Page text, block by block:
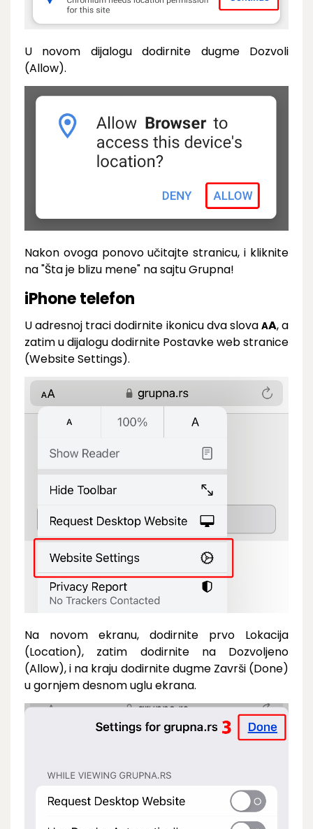
U novom dijalogu dodirnite dugme Dozvoli
(Allow).
Nakon ovoga ponovo učitajte stranicu, i kliknite
na "Šta je blizu mene" na sajtu Grupna!
iPhone telefon
U adresnoj traci dodirnite ikonicu dva slova AA, a
zatim u dijalogu dodirnite Postavke web stranice
(Website Settings).
Na novom ekranu, dodirnite prvo Lokacija
(Location), zatim dodirnite na Dozvoljeno
(Allow), i na kraju dodirnite dugme Završi (Done)
u gornjem desnom uglu ekrana.